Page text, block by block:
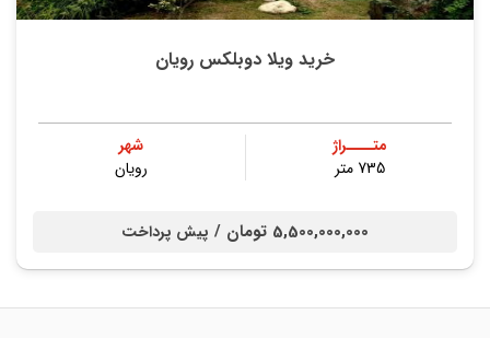
خرید ویلا دوبلکس رویان
متــــراژ
735 متر
شهر
رویان
5,500,000,000 تومان / پیش پرداخت